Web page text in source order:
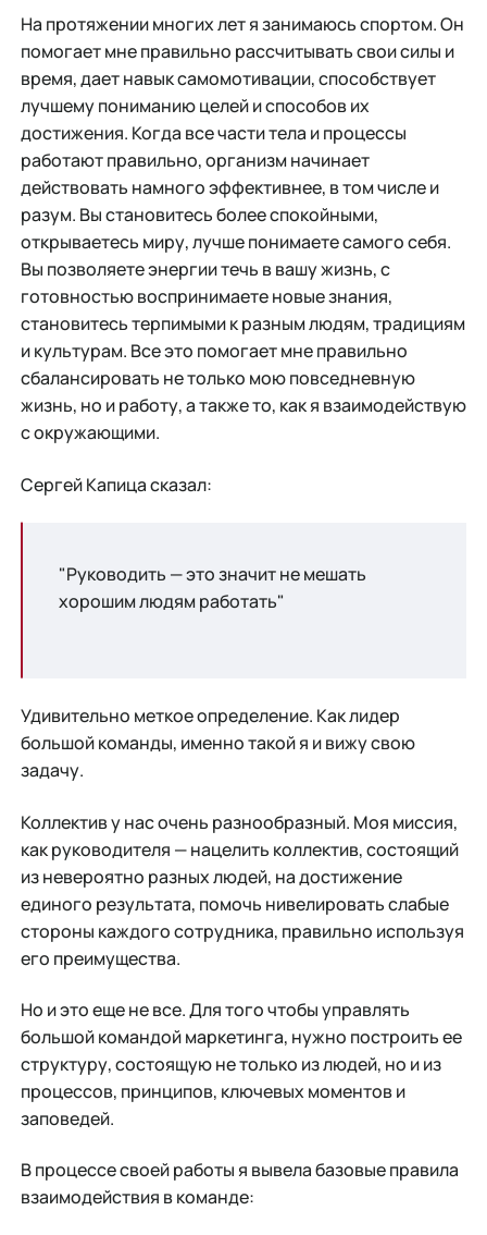
На протяжении многих лет я занимаюсь спортом. Он
помогает мне правильно рассчитывать свои силы и
время, дает навык самомотивации, способствует
лучшему пониманию целей и способов их
достижения. Когда все части тела и процессы
работают правильно, организм начинает
действовать намного эффективнее, в том числе и
разум. Вы становитесь более спокойными,
открываетесь миру, лучше понимаете самого себя.
Вы позволяете энергии течь в вашу жизнь, с
готовностью воспринимаете новые знания,
становитесь терпимыми к разным людям, традициям
и культурам. Все это помогает мне правильно
сбалансировать не только мою повседневную
жизнь, но и работу, а также то, как я взаимодействую
с окружающими.
Сергей Капица сказал:
"Руководить — это значит не мешать
хорошим людям работать"
Удивительно меткое определение. Как лидер
большой команды, именно такой я и вижу свою
задачу.
Коллектив у нас очень разнообразный. Моя миссия,
как руководителя — нацелить коллектив, состоящий
из невероятно разных людей, на достижение
единого результата, помочь нивелировать слабые
стороны каждого сотрудника, правильно используя
его преимущества.
Но и это еще не все. Для того чтобы управлять
большой командой маркетинга, нужно построить ее
структуру, состоящую не только из людей, но и из
процессов, принципов, ключевых моментов и
заповедей.
В процессе своей работы я вывела базовые правила
взаимодействия в команде: